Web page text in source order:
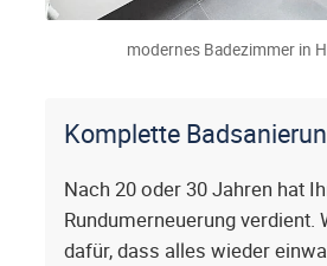
modernes Badezimmer in
Komplette
Nach 20 oder 30 Jahren hat
Rundumerneuerung verdient.
dafür, dass alles wieder